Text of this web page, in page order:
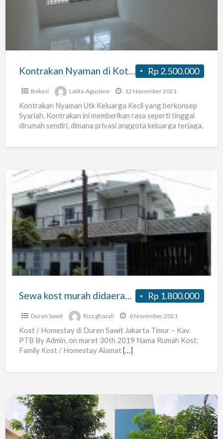
wifi
Rp 2.500.000
Bekasi Latifa-Agustine 12 November 2021
Kontrakan Nyaman Utk Keluarga Kecil yang berkonsep
Syariah. Kontrakan ini memberikan rasa seperti tinggal
dirumah sendiri, dimana privasi anggota keluarga terjaga,
Sewa
kost
murah
didaerah
duren
sawit
jakarta
Rp 1.800.000
Sewa kost murah didaerah duren sawit jakarta timur
Duren Sawit Riza ghozali 6 November 2021
Kost / Homestay di Duren Sawit Jakarta Timur – Kav.
PTB By Admin, on maret 30th 2019 Nama Rumah Kost:
Family Kost / Homestay Alamat[…]
Mango
Tree